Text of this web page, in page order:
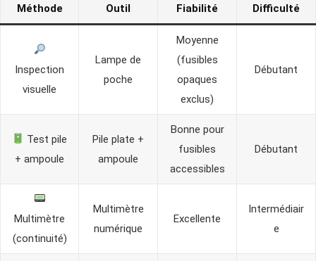
Méthode Outil Fiabilité Difficulté
Inspection
visuelle
Lampe de
poche
Moyenne
(fusibles
opaques
exclus)
Débutant
Test pile
+ ampoule
Pile plate +
ampoule
Bonne pour
fusibles
accessibles
Débutant
Multimètre
(continuité)
Multimètre
numérique
Excellente
Intermédiair
e